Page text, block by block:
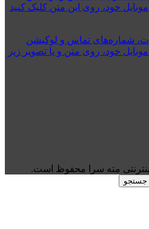
خود، روی این متن کلیک کنید
شماره‌های تماس و لوکیشن
خود، روی متن و یا تصویر زیر
مته سرا محفوظ است.
جستجو